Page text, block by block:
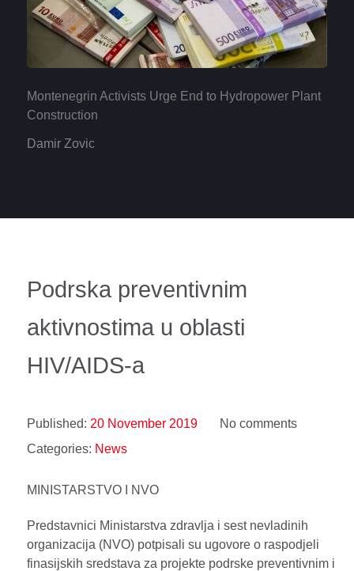
Montenegrin Activists Urge End to Hydropower Plant
Construction
Damir Zovic
Podrska preventivnim
aktivnostima u oblasti
HIV/AIDS-a
Published: 20 November 2019
No comments
Categories: News
MINISTARSTVO I NVO
Predstavnici Ministarstva zdravlja i sest nevladinih
organizacija (NVO) potpisali su ugovore o raspodjeli
finasijskih sredstava za projekte podrske preventivnim i